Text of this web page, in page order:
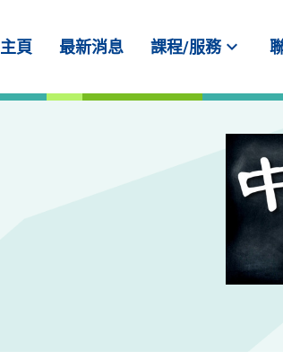
主頁 最新消息 課程/服務expand_more